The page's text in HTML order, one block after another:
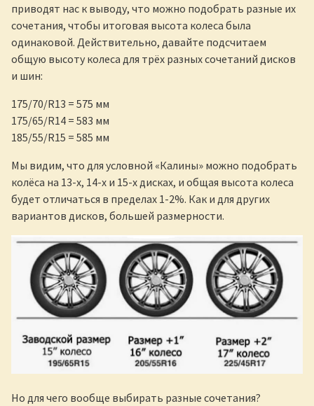
приводят нас к выводу, что можно подобрать разные их
сочетания, чтобы итоговая высота колеса была
одинаковой. Действительно, давайте подсчитаем
общую высоту колеса для трёх разных сочетаний дисков
и шин:
175/70/R13 = 575 мм
175/65/R14 = 583 мм
185/55/R15 = 585 мм
Мы видим, что для условной «Калины» можно подобрать
колёса на 13-х, 14-х и 15-х дисках, и общая высота колеса
будет отличаться в пределах 1-2%. Как и для других
вариантов дисков, большей размерности.
Но для чего вообще выбирать разные сочетания?